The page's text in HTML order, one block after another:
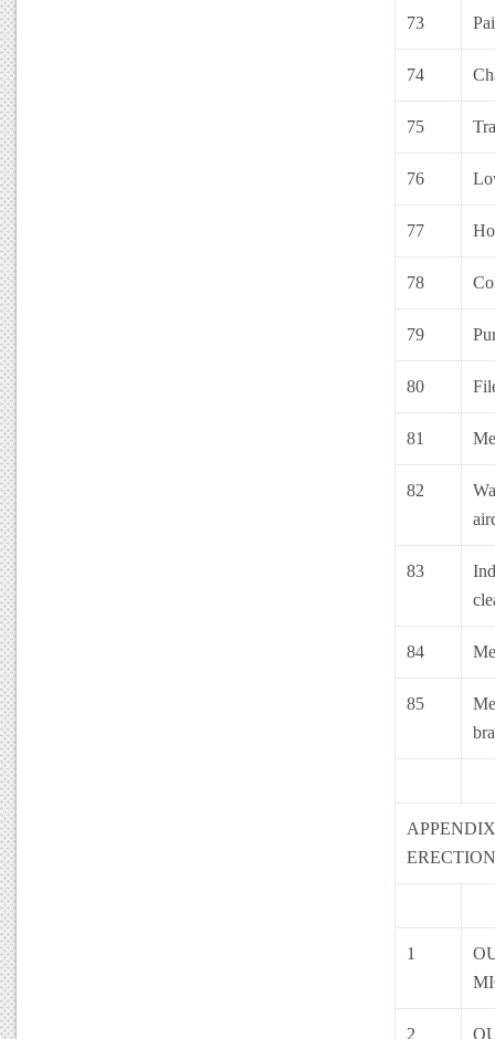
73
74
75
76
77
78
79
80
81
82
83
84
85
1
2